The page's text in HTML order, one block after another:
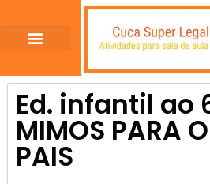
Ed. infantil ao
MIMOS PARA
PAIS